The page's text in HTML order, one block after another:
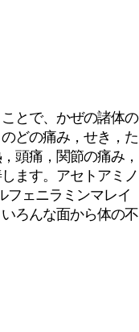
とで、かぜの諸体の
どの痛み，せき，た
頭痛，関節の痛み，
ます。アセトアミノ
フェニラミンマレイ
ろんな面から体の不